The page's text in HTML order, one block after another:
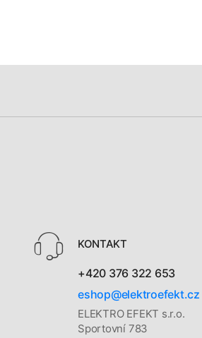
KONTAKT
+420 376 322 653
eshop@elektroefekt.cz
ELEKTRO EFEKT s.r.o.
Sportovní 783